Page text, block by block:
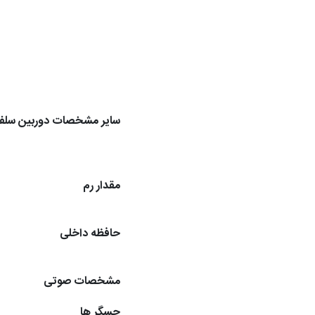
سایر مشخصات دوربین
مقدار رم
حافظه داخلی
مشخصات صوتی